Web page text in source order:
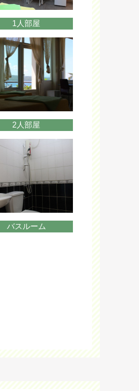
1人部屋
2人部屋
バスルーム